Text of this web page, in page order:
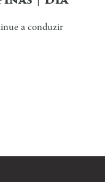
a conduzir